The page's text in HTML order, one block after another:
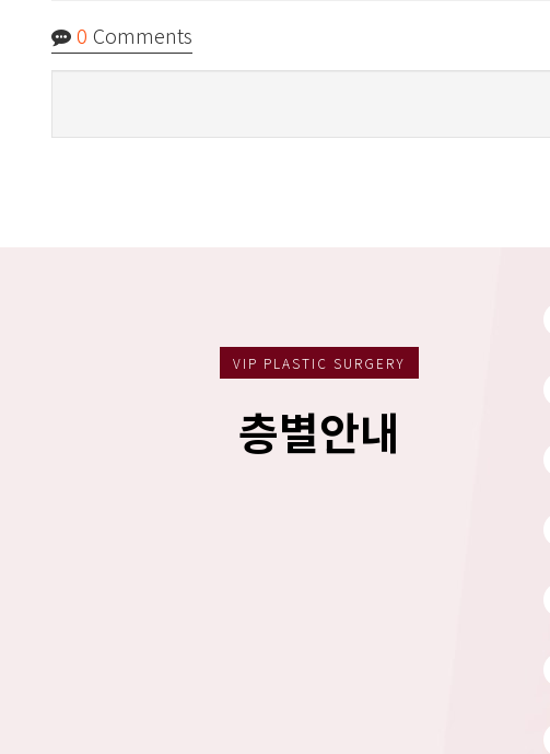
0 Comments
VIP PLASTIC SURGERY
층별안내